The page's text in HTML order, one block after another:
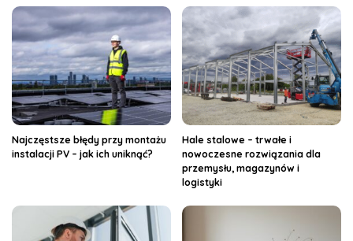
Najczęstsze błędy przy montażu
instalacji PV – jak ich uniknąć?
Hale stalowe – trwałe i
nowoczesne rozwiązania dla
przemysłu, magazynów i
logistyki